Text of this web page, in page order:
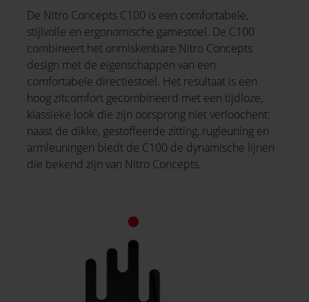
De Nitro Concepts C100 is een comfortabele,
stijlvolle en ergonomische gamestoel. De C100
combineert het onmiskenbare Nitro Concepts
design met de eigenschappen van een
comfortabele directiestoel. Het resultaat is een
hoog zitcomfort gecombineerd met een tijdloze,
klassieke look die zijn oorsprong niet verloochent:
naast de dikke, gestoffeerde zitting, rugleuning en
armleuningen biedt de C100 de dynamische lijnen
die bekend zijn van Nitro Concepts.